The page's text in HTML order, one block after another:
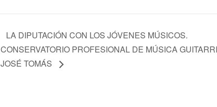
LA DIPUTACIÓN CON LOS JÓVENES MÚSICOS.
CONSERVATORIO PROFESIONAL DE MÚSICA
JOSÉ TOMÁS